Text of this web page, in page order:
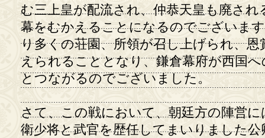
む三上皇が配流され、仲恭天皇も廃さ
幕をむかえることになるのでございま
り多くの荘園、所領が召し上げられ、
えられることとなり、鎌倉幕府が西国
とつながるのでございました。
さて、この戦において、朝廷方の陣営
衛少将と武官を歴任してまいりました